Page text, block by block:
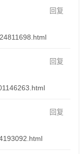
回复
回复
回复